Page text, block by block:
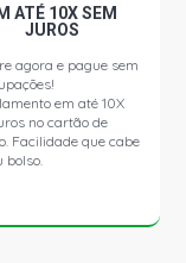
ATÉ 10X SEM
JUROS
agora e pague sem
em até 10X
no cartão de
Facilidade que cabe
bolso.